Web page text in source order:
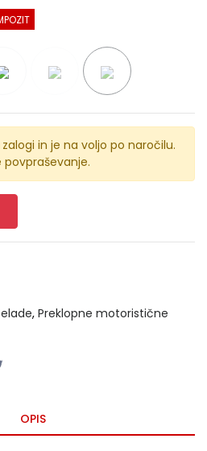
in je na voljo po naročilu.
povpraševanje.
, Preklopne motoristične
OPIS